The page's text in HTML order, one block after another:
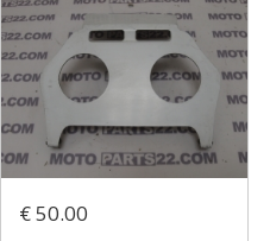
€ 50.00